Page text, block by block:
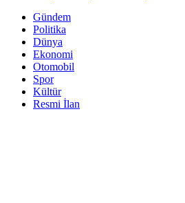
Gündem
Politika
Dünya
Ekonomi
Otomobil
Spor
Kültür
Resmi İlan